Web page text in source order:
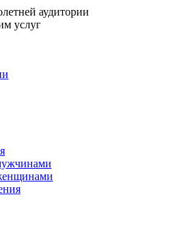
аудитории
услуг